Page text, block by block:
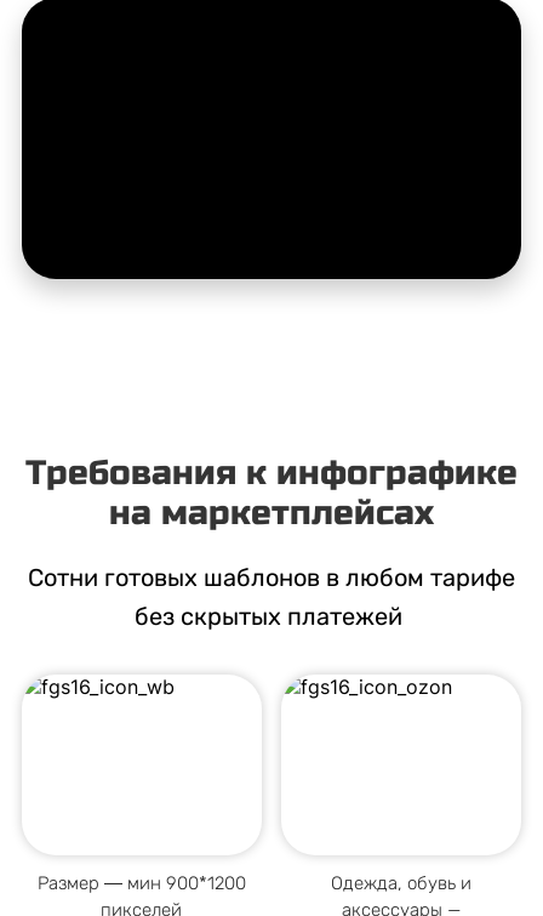
Требования к инфографике
на маркетплейсах
Сотни готовых шаблонов в любом тарифе
без скрытых платежей
Размер ― мин 900*1200
пикселей
Одежда, обувь и
аксессуары —